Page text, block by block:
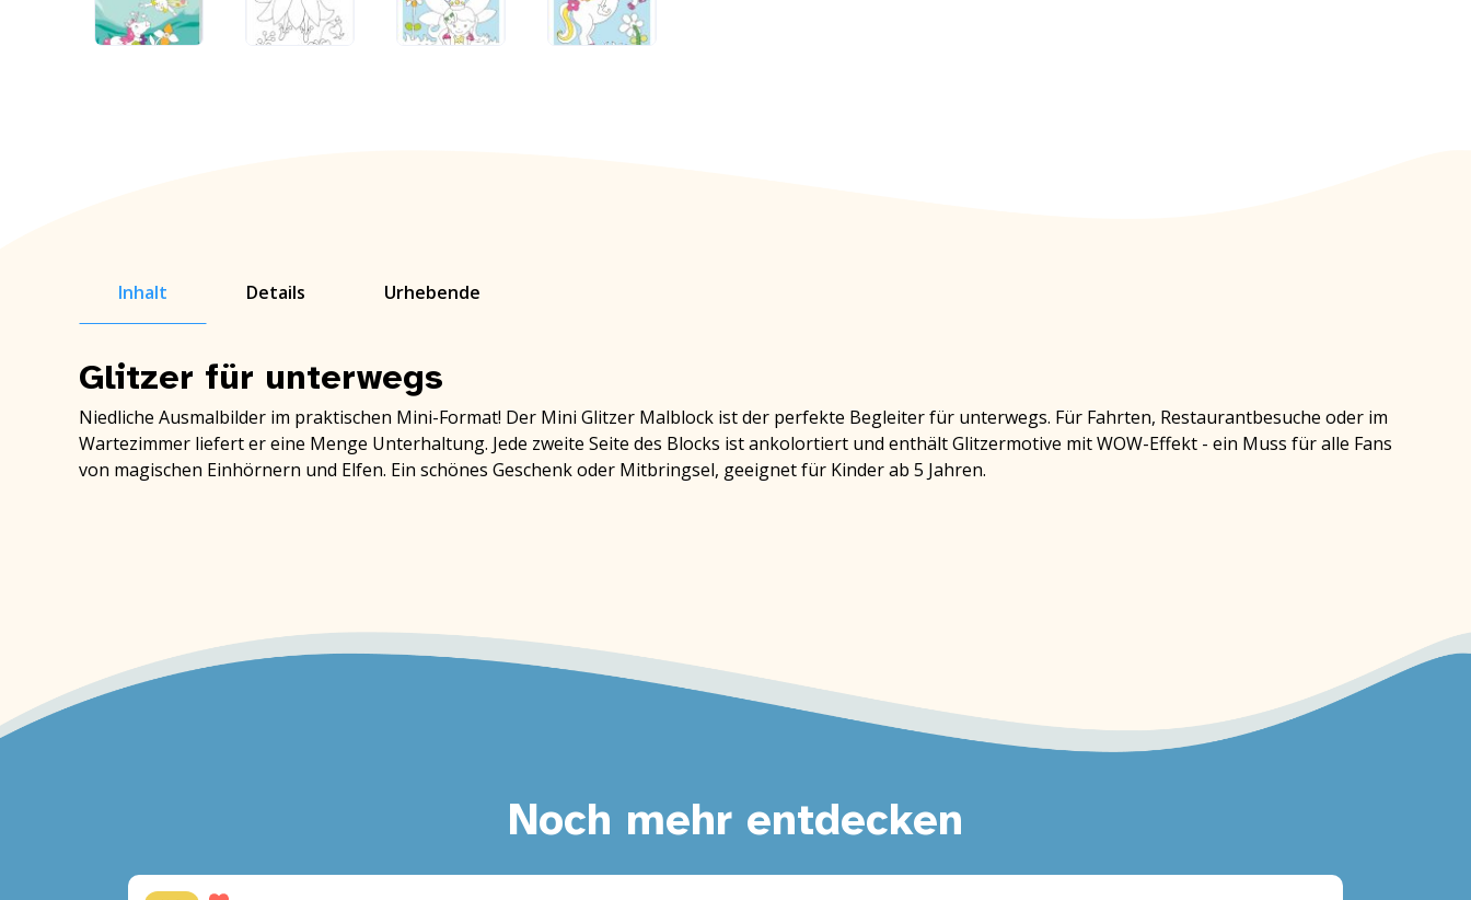
Inhalt Details Urhebende
Glitzer für unterwegs
Niedliche Ausmalbilder im praktischen Mini-Format! Der Mini Glitzer Malblock ist der perfekte Begleiter für unterwegs. Für Fahrten, Restaurantbesuche oder im
Wartezimmer liefert er eine Menge Unterhaltung. Jede zweite Seite des Blocks ist ankolortiert und enthält Glitzermotive mit WOW-Effekt - ein Muss für alle Fans
von magischen Einhörnern und Elfen. Ein schönes Geschenk oder Mitbringsel, geeignet für Kinder ab 5 Jahren.
Noch mehr entdecken